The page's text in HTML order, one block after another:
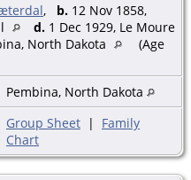
, b. 12 Nov 1858,
d. 1 Dec 1929, Le Moure
North Dakota
(Age
Pembina, North Dakota
Group Sheet | Family
Chart